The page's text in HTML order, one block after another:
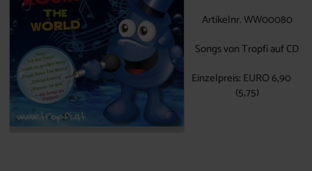
Artikelnr. WW00080
Songs von Tropfi auf CD
Einzelpreis: EURO 6,90
(5,75)